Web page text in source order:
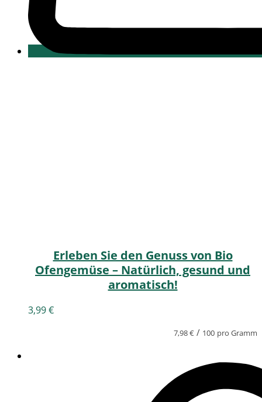
Erleben Sie den Genuss von Bio
Ofengemüse – Natürlich, gesund und
aromatisch!
3,99€
7,98€ / 100 pro Gramm